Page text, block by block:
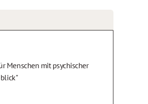
Menschen mit psychischer